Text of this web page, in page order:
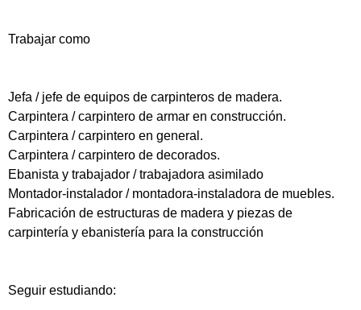
Trabajar como
Jefa / jefe de equipos de carpinteros de madera.
Carpintera / carpintero de armar en construcción.
Carpintera / carpintero en general.
Carpintera / carpintero de decorados.
Ebanista y trabajador / trabajadora asimilado
Montador-instalador / montadora-instaladora de muebles.
Fabricación de estructuras de madera y piezas de
carpintería y ebanistería para la construcción
Seguir estudiando: